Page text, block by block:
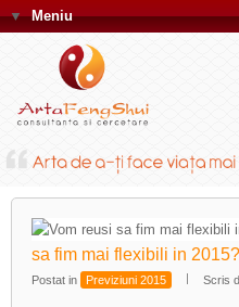
▼Meniu
sa fim mai flexibili in 2015?
Postat in Previziuni 2015 Scris